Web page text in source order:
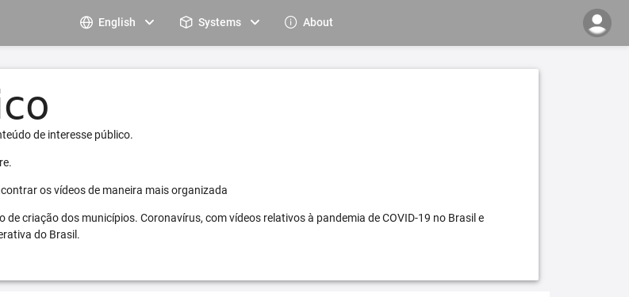
English Systems About
de interesse público.
os vídeos de maneira mais organizada
criação dos municípios. Coronavírus, com vídeos relativos à pandemia de COVID-19 no Brasil e
do Brasil.